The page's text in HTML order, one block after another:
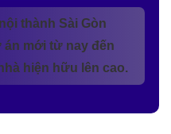
thành Sài Gòn
mới từ nay đến
hiện hữu lên cao.